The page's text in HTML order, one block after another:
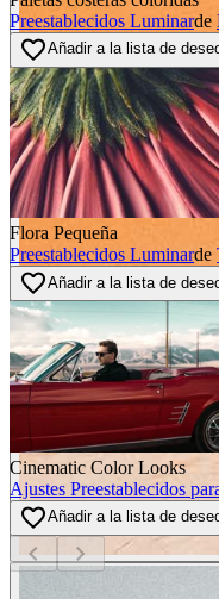
Preestablecidos Luminarde
favorite_borderAñadir a la lista de
Flora Pequeña
Preestablecidos Luminarde
favorite_borderAñadir a la lista de
Cinematic Color Looks
Ajustes Preestablecidos
favorite_borderAñadir a la lista de
chevron_left chevron_right